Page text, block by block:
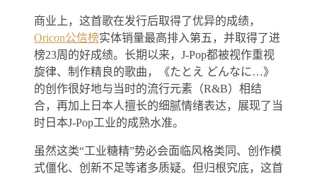
商业上，这首歌在发行后取得了优异的成绩，
Oricon公信榜实体销量最高排入第五，并取得了进
榜23周的好成绩。长期以来，J-Pop都被视作重视
旋律、制作精良的歌曲，《たとえ どんなに…》
的创作很好地与当时的流行元素（R&B）相结
合，再加上日本人擅长的细腻情绪表达，展现了当
时日本J-Pop工业的成熟水准。
虽然这类“工业糖精”势必会面临风格类同、创作模
式僵化、创新不足等诸多质疑。但归根究底，这首